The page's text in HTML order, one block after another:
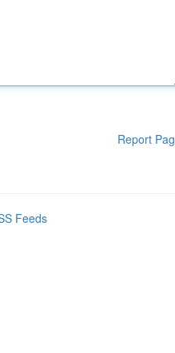
Report
Feeds